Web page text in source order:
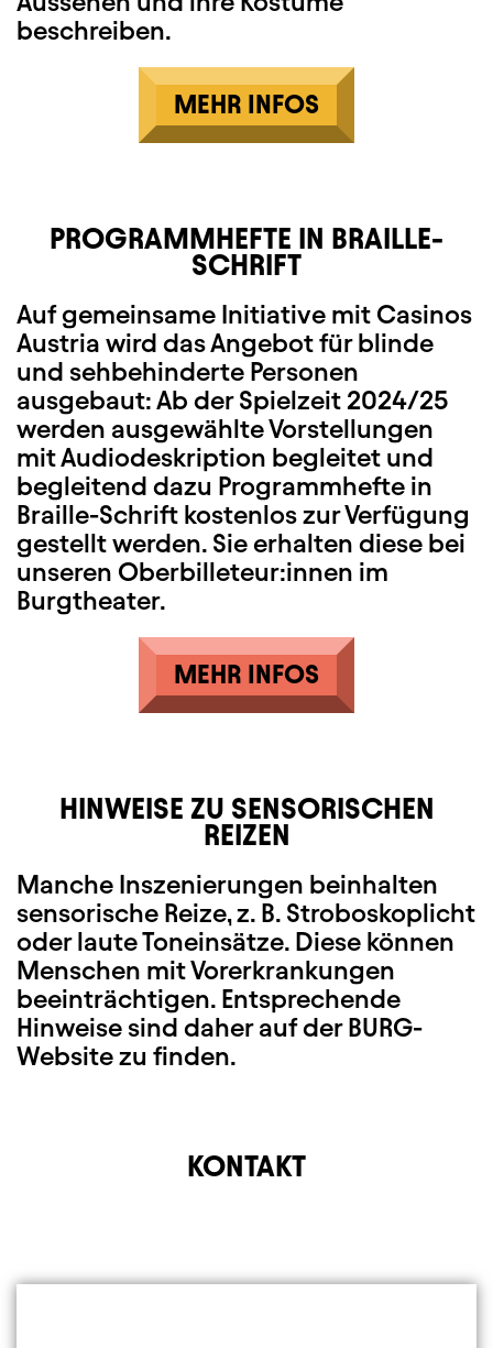
beschreiben.
MEHR INFOS
PROGRAMMHEFTE IN BRAILLE-
SCHRIFT
Auf gemeinsame Initiative mit Casinos
Austria wird das Angebot für blinde
und sehbehinderte Personen
ausgebaut: Ab der Spielzeit 2024/25
werden ausgewählte Vorstellungen
mit Audiodeskription begleitet und
begleitend dazu Programmhefte in
Braille-Schrift kostenlos zur Verfügung
gestellt werden. Sie erhalten diese bei
unseren Oberbilleteur:innen im
Burgtheater.
MEHR INFOS
HINWEISE ZU SENSORISCHEN
REIZEN
Manche Inszenierungen beinhalten
sensorische Reize, z. B. Stroboskoplicht
oder laute Toneinsätze. Diese können
Menschen mit Vorerkrankungen
beeinträchtigen. Entsprechende
Hinweise sind daher auf der BURG-
Website zu finden.
KONTAKT